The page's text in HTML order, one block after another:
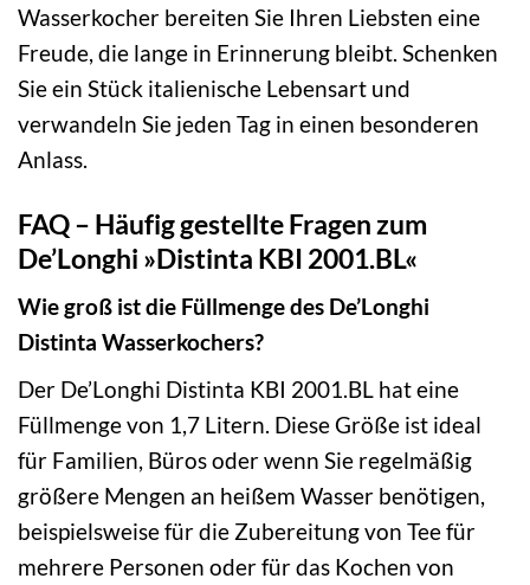
Wasserkocher bereiten Sie Ihren Liebsten eine
Freude, die lange in Erinnerung bleibt. Schenken
Sie ein Stück italienische Lebensart und
verwandeln Sie jeden Tag in einen besonderen
Anlass.
FAQ – Häufig gestellte Fragen zum
De’Longhi »Distinta KBI 2001.BL«
Wie groß ist die Füllmenge des De’Longhi
Distinta Wasserkochers?
Der De’Longhi Distinta KBI 2001.BL hat eine
Füllmenge von 1,7 Litern. Diese Größe ist ideal
für Familien, Büros oder wenn Sie regelmäßig
größere Mengen an heißem Wasser benötigen,
beispielsweise für die Zubereitung von Tee für
mehrere Personen oder für das Kochen von